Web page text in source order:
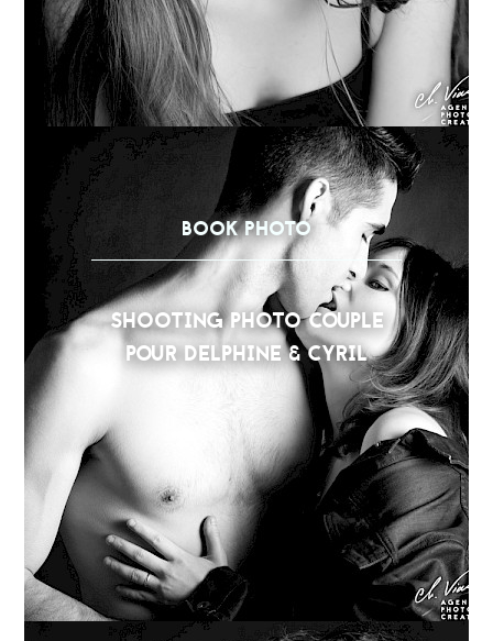
BOOK PHOTO
SHOOTING PHOTO COUPLE
POUR DELPHINE & CYRIL